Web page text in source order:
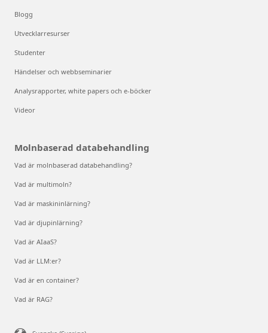
Blogg
Utvecklarresurser
Studenter
Händelser och webbseminarier
Analysrapporter, white papers och e-böcker
Videor
Molnbaserad databehandling
Vad är molnbaserad databehandling?
Vad är multimoln?
Vad är maskininlärning?
Vad är djupinlärning?
Vad är AIaaS?
Vad är LLM:er?
Vad är en container?
Vad är RAG?